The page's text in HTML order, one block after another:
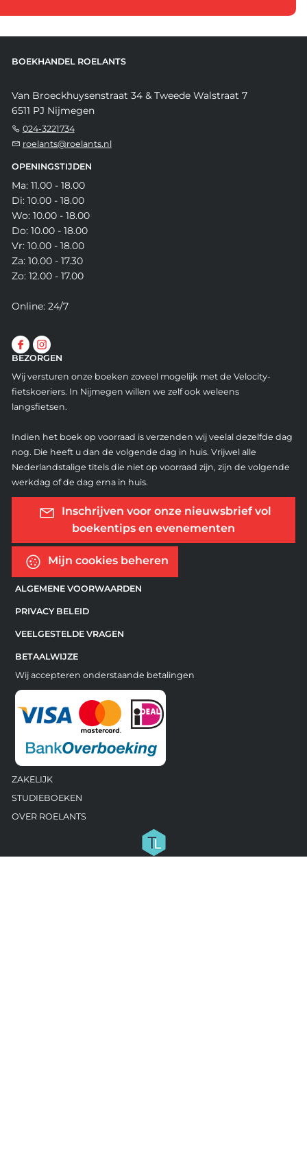
BOEKHANDEL ROELANTS
Van Broeckhuysenstraat 34 & Tweede Walstraat 7
6511 PJ Nijmegen
024-3221734
roelants@roelants.nl
OPENINGSTIJDEN
Ma: 11.00 - 18.00
Di: 10.00 - 18.00
Wo: 10.00 - 18.00
Do: 10.00 - 18.00
Vr: 10.00 - 18.00
Za: 10.00 - 17.30
Zo: 12.00 - 17.00
Online: 24/7
BEZORGEN
Wij versturen onze boeken zoveel mogelijk met de Velocity-
fietskoeriers. In Nijmegen willen we zelf ook weleens
langsfietsen.
Indien het boek op voorraad is verzenden wij veelal dezelfde dag
nog. Die heeft u dan de volgende dag in huis. Vrijwel alle
Nederlandstalige titels die niet op voorraad zijn, zijn de volgende
werkdag of de dag erna in huis.
Inschrijven voor onze nieuwsbrief vol
boekentips en evenementen
Mijn cookies beheren
ALGEMENE VOORWAARDEN
PRIVACY BELEID
VEELGESTELDE VRAGEN
BETAALWIJZE
Wij accepteren onderstaande betalingen
ZAKELIJK
STUDIEBOEKEN
OVER ROELANTS